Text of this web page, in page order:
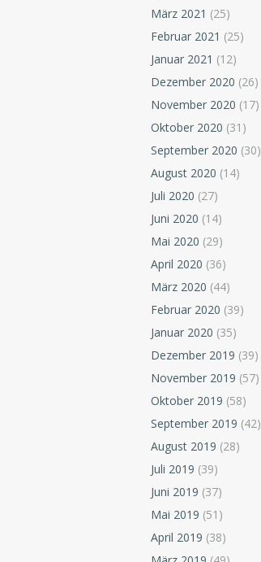
März 2021 (25)
Februar 2021 (25)
Januar 2021 (12)
Dezember 2020 (26)
November 2020 (17)
Oktober 2020 (31)
September 2020 (30)
August 2020 (14)
Juli 2020 (27)
Juni 2020 (14)
Mai 2020 (29)
April 2020 (36)
März 2020 (44)
Februar 2020 (39)
Januar 2020 (35)
Dezember 2019 (39)
November 2019 (57)
Oktober 2019 (58)
September 2019 (42)
August 2019 (28)
Juli 2019 (39)
Juni 2019 (37)
Mai 2019 (51)
April 2019 (38)